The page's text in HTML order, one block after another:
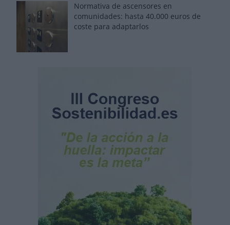
Normativa de ascensores en
comunidades: hasta 40.000 euros de
coste para adaptarlos